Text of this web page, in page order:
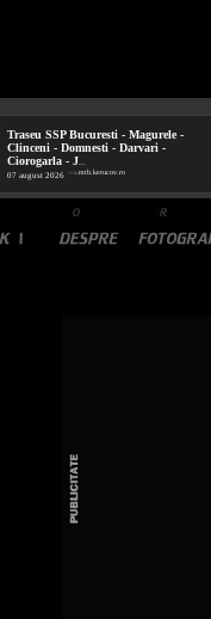
Traseu SSP Bucuresti - Magurele -
Clinceni - Domnesti - Darvari -
Ciorogarla - J...
07 august 2026 / via mtb.kerucov.ro